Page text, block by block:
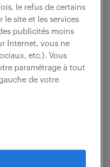
le refus de certains
site et les services
publicités moins
Internet, vous ne
etc.). Vous
paramétrage à tout
de votre